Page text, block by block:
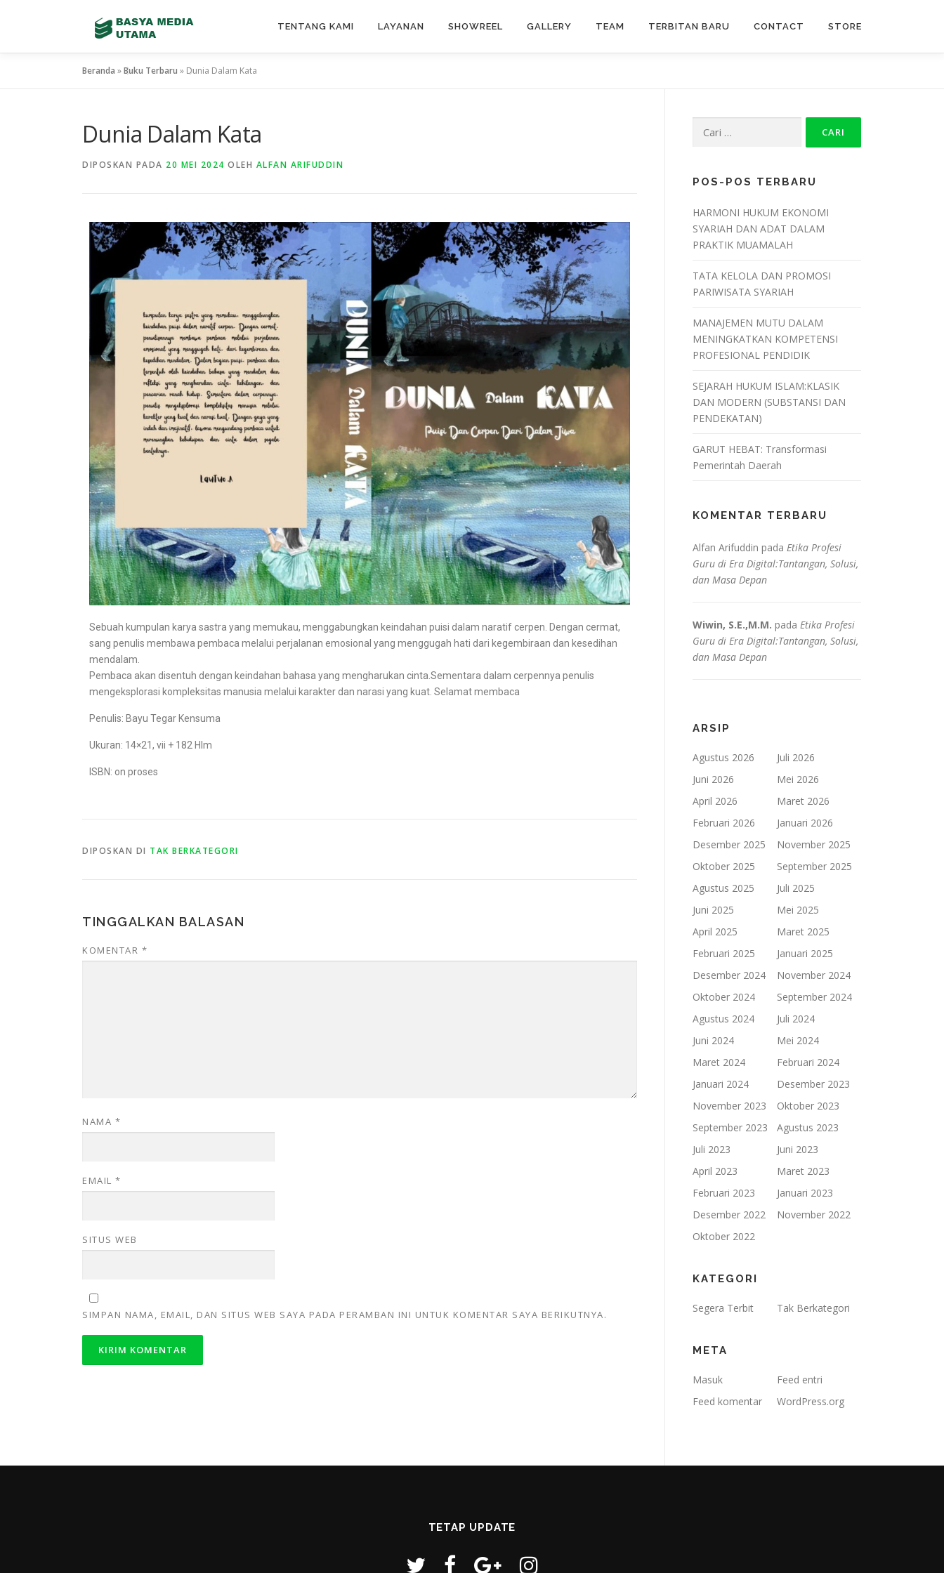
TENTANG KAMI LAYANAN SHOWREEL GALLERY TEAM TERBITAN BARU CONTACT STORE
Beranda »Buku Terbaru » Dunia Dalam Kata
Dunia Dalam Kata
DIPOSKAN PADA 20 MEI 2024 OLEH ALFAN ARIFUDDIN
Sebuah kumpulan karya sastra yang memukau, menggabungkan keindahan puisi dalam naratif cerpen. Dengan cermat,
sang penulis membawa pembaca melalui perjalanan emosional yang menggugah hati dari kegembiraan dan kesedihan
mendalam.
Pembaca akan disentuh dengan keindahan bahasa yang mengharukan cinta.Sementara dalam cerpennya penulis
mengeksplorasi kompleksitas manusia melalui karakter dan narasi yang kuat. Selamat membaca
Penulis: Bayu Tegar Kensuma
Ukuran: 14×21, vii + 182 Hlm
ISBN: on proses
DIPOSKAN DI TAK BERKATEGORI
TINGGALKAN BALASAN
KOMENTAR *
NAMA *
EMAIL *
SITUS WEB
SIMPAN NAMA, EMAIL, DAN SITUS WEB SAYA PADA PERAMBAN INI UNTUK KOMENTAR SAYA BERIKUTNYA.
POS-POS TERBARU
HARMONI HUKUM EKONOMI
SYARIAH DAN ADAT DALAM
PRAKTIK MUAMALAH
TATA KELOLA DAN PROMOSI
PARIWISATA SYARIAH
MANAJEMEN MUTU DALAM
MENINGKATKAN KOMPETENSI
PROFESIONAL PENDIDIK
SEJARAH HUKUM ISLAM:KLASIK
DAN MODERN (SUBSTANSI DAN
PENDEKATAN)
GARUT HEBAT: Transformasi
Pemerintah Daerah
KOMENTAR TERBARU
Alfan Arifuddin pada Etika Profesi
Guru di Era Digital:Tantangan, Solusi,
dan Masa Depan
Wiwin, S.E.,M.M. pada Etika Profesi
Guru di Era Digital:Tantangan, Solusi,
dan Masa Depan
ARSIP
Agustus 2026
Juli 2026
Juni 2026
Mei 2026
April 2026
Maret 2026
Februari 2026
Januari 2026
Desember 2025
November 2025
Oktober 2025
September 2025
Agustus 2025
Juli 2025
Juni 2025
Mei 2025
April 2025
Maret 2025
Februari 2025
Januari 2025
Desember 2024
November 2024
Oktober 2024
September 2024
Agustus 2024
Juli 2024
Juni 2024
Mei 2024
Maret 2024
Februari 2024
Januari 2024
Desember 2023
November 2023
Oktober 2023
September 2023
Agustus 2023
Juli 2023
Juni 2023
April 2023
Maret 2023
Februari 2023
Januari 2023
Desember 2022
November 2022
Oktober 2022
KATEGORI
Segera Terbit Tak Berkategori
META
Masuk
Feed entri
Feed komentar
WordPress.org
TETAP UPDATE